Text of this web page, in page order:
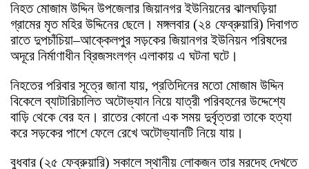
নিহত মোজাম উদ্দিন উপজেলার জিয়ানগর ইউনিয়নের ঝালঘড়িয়া
গ্রামের মৃত মহির উদ্দিনের ছেলে। মঙ্গলবার (২৪ ফেব্রুয়ারি) দিবাগত
রাতে দুপচাঁচিয়া–আক্কেলপুর সড়কের জিয়ানগর ইউনিয়ন পরিষদের
অদূরে নির্মাণাধীন ব্রিজসংলগ্ন এলাকায় এ ঘটনা ঘটে।
নিহতের পরিবার সূত্রে জানা যায়, প্রতিদিনের মতো মোজাম উদ্দিন
বিকেলে ব্যাটারিচালিত অটোভ্যান নিয়ে যাত্রী পরিবহনের উদ্দেশ্যে
বাড়ি থেকে বের হন। রাতের কোনো এক সময় দুর্বৃত্তরা তাকে হত্যা
করে সড়কের পাশে ফেলে রেখে অটোভ্যানটি নিয়ে যায়।
বুধবার (২৫ ফেব্রুয়ারি) সকালে স্থানীয় লোকজন তার মরদেহ দেখতে